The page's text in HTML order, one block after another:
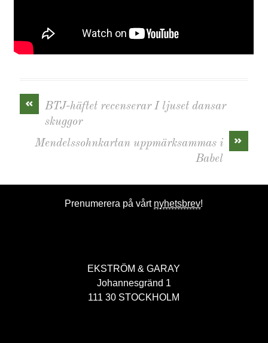
«
BTJ-häftet recenserar I ljuset dansar
skuggor
»
Mendelssohnkartan uppmärksammas i
Babel
Prenumerera på vårt nyhetsbrev!
EKSTRÖM & GARAY
Johannesgränd 1
111 30 STOCKHOLM